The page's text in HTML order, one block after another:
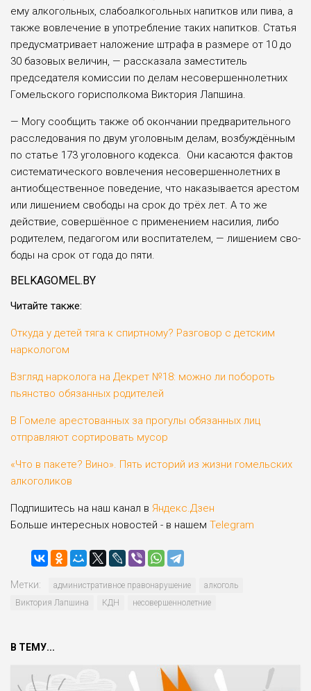
ему алкогольных, слабоал­когольных напитков или пива, а
также вовлечение в употре­бление таких напитков. Статья
предусматривает наложение штрафа в размере от 10 до
30 базовых величин, — рассказа­ла заместитель
председателя комиссии по делам несовер­шеннолетних
Гомельского горисполкома Виктория Лапшина.
— Могу сообщить также об окончании предва­рительного
расследования по двум уголовным делам, воз­буждённым
по статье 173 уголовного кодекса. Они касаются фактов
система­тического вовлечения несо­вершеннолетних в
антиобще­ственное поведение, что нака­зывается арестом
или лишени­ем свободы на срок до трёх лет. А то же
действие, совершённое с применением насилия, либо
родителем, педагогом или вос­питателем, — лишением сво­
боды на срок от года до пяти.
BELKAGOMEL.BY
Читайте также:
Откуда у детей тяга к спиртному? Разговор с детским
наркологом
Взгляд нарколога на Декрет №18: можно ли побороть
пьянство обязанных родителей
В Гомеле арестованных за прогулы обязанных лиц
отправляют сортировать мусор
«Что в пакете? Вино». Пять историй из жизни гомельских
алкоголиков
Подпишитесь на наш канал в Яндекс.Дзен
Больше интересных новостей - в нашем Telegram
Метки: административное правонарушение
алкоголь
Виктория Лапшина
КДН несовершеннолетние
В ТЕМУ...